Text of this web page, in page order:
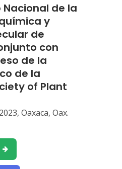
Nacional de la
y
de
con
de la
de la
of Plant
Oaxaca, Oax.